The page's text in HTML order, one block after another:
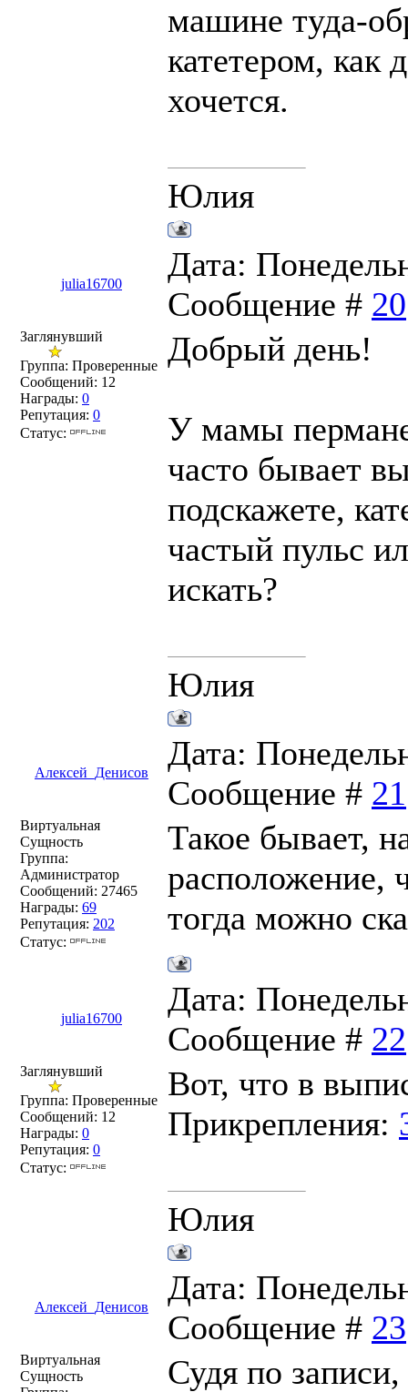
машине туда-
катетером, как
хочется.
Юлия
julia16700
Дата:
Сообщение # 20
Заглянувший
Группа: Проверенные
Сообщений: 12
Награды: 0
Репутация: 0
Статус:
Добрый день!
У мамы
часто бывает
подскажете,
частый пульс
искать?
Юлия
Алексей_Денисов
Дата:
Сообщение # 21
Виртуальная
Сущность
Группа:
Администратор
Сообщений: 27465
Награды: 69
Репутация: 202
Статус:
Такое бывает,
расположение,
тогда можно
julia16700
Дата:
Сообщение # 22
Заглянувший
Группа: Проверенные
Сообщений: 12
Награды: 0
Репутация: 0
Статус:
Вот, что в
Прикрепления:
Юлия
Алексей_Денисов
Дата:
Сообщение # 23
Виртуальная
Сущность
Судя по